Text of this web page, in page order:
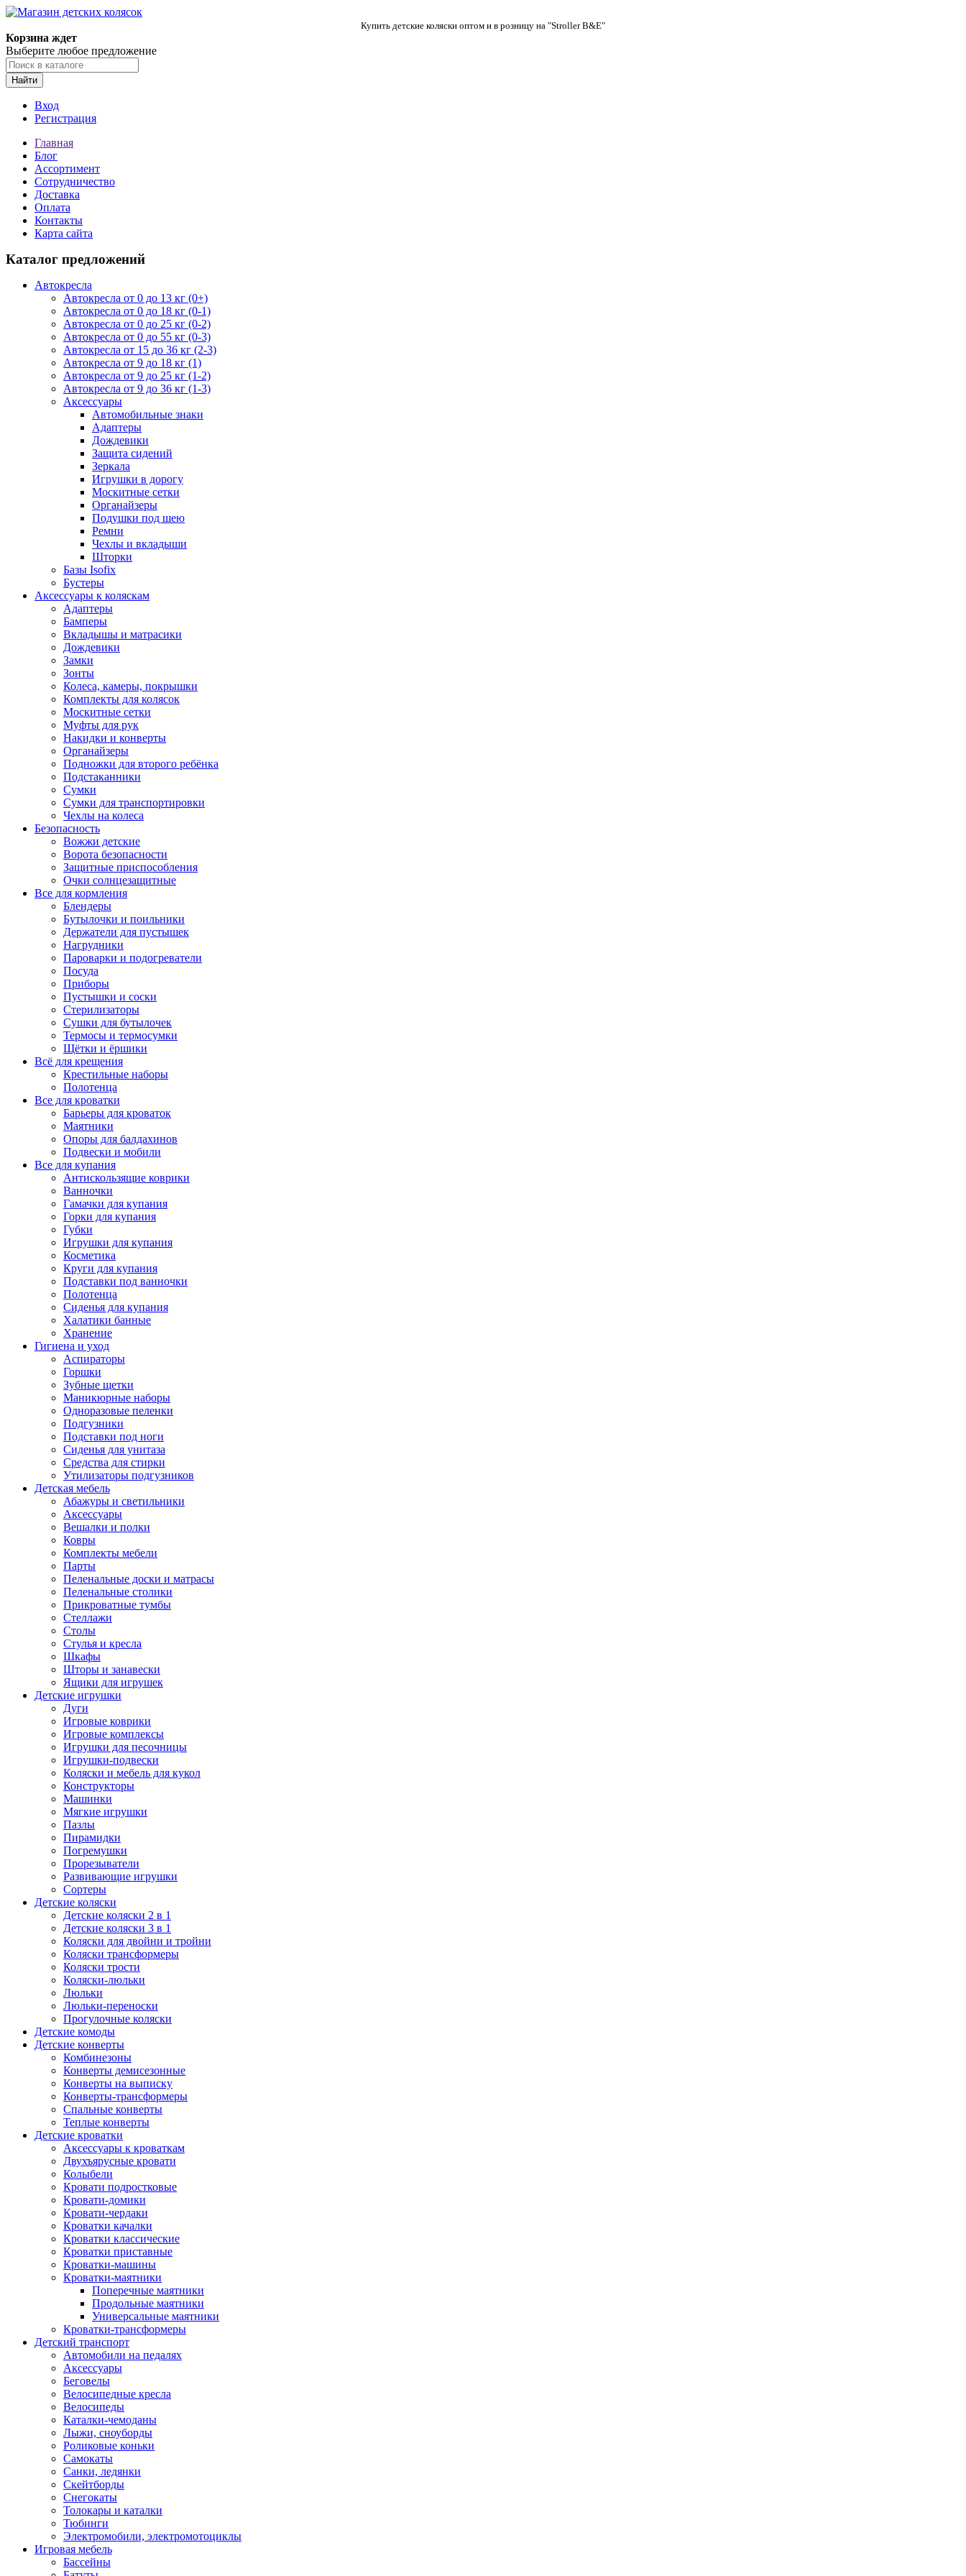
Купить детские коляски оптом и в розницу на "Stroller B&E"
Корзина ждет
Выберите любое предложение
Найти
Вход
Регистрация
Главная
Блог
Ассортимент
Сотрудничество
Доставка
Оплата
Контакты
Карта сайта
Каталог предложений
Автокресла
Автокресла от 0 до 13 кг (0+)
Автокресла от 0 до 18 кг (0-1)
Автокресла от 0 до 25 кг (0-2)
Автокресла от 0 до 55 кг (0-3)
Автокресла от 15 до 36 кг (2-3)
Автокресла от 9 до 18 кг (1)
Автокресла от 9 до 25 кг (1-2)
Автокресла от 9 до 36 кг (1-3)
Аксессуары
Автомобильные знаки
Адаптеры
Дождевики
Защита сидений
Зеркала
Игрушки в дорогу
Москитные сетки
Органайзеры
Подушки под шею
Ремни
Чехлы и вкладыши
Шторки
Базы Isofix
Бустеры
Аксессуары к коляскам
Адаптеры
Бамперы
Вкладышы и матрасики
Дождевики
Замки
Зонты
Колеса, камеры, покрышки
Комплекты для колясок
Москитные сетки
Муфты для рук
Накидки и конверты
Органайзеры
Подножки для второго ребёнка
Подстаканники
Сумки
Сумки для транспортировки
Чехлы на колеса
Безопасность
Вожжи детские
Ворота безопасности
Защитные приспособления
Очки солнцезащитные
Все для кормления
Блендеры
Бутылочки и поильники
Держатели для пустышек
Нагрудники
Пароварки и подогреватели
Посуда
Приборы
Пустышки и соски
Стерилизаторы
Сушки для бутылочек
Термосы и термосумки
Щётки и ёршики
Всё для крещения
Крестильные наборы
Полотенца
Все для кроватки
Барьеры для кроваток
Маятники
Опоры для балдахинов
Подвески и мобили
Все для купания
Антискользящие коврики
Ванночки
Гамачки для купания
Горки для купания
Губки
Игрушки для купания
Косметика
Круги для купания
Подставки под ванночки
Полотенца
Сиденья для купания
Халатики банные
Хранение
Гигиена и уход
Аспираторы
Горшки
Зубные щетки
Маникюрные наборы
Одноразовые пеленки
Подгузники
Подставки под ноги
Сиденья для унитаза
Средства для стирки
Утилизаторы подгузников
Детская мебель
Абажуры и светильники
Аксессуары
Вешалки и полки
Ковры
Комплекты мебели
Парты
Пеленальные доски и матрасы
Пеленальные столики
Прикроватные тумбы
Стеллажи
Столы
Стулья и кресла
Шкафы
Шторы и занавески
Ящики для игрушек
Детские игрушки
Дуги
Игровые коврики
Игровые комплексы
Игрушки для песочницы
Игрушки-подвески
Коляски и мебель для кукол
Конструкторы
Машинки
Мягкие игрушки
Пазлы
Пирамидки
Погремушки
Прорезыватели
Развивающие игрушки
Сортеры
Детские коляски
Детские коляски 2 в 1
Детские коляски 3 в 1
Коляски для двойни и тройни
Коляски трансформеры
Коляски трости
Коляски-люльки
Люльки
Люльки-переноски
Прогулочные коляски
Детские комоды
Детские конверты
Комбинезоны
Конверты демисезонные
Конверты на выписку
Конверты-трансформеры
Спальные конверты
Теплые конверты
Детские кроватки
Аксессуары к кроваткам
Двухъярусные кровати
Колыбели
Кровати подростковые
Кровати-домики
Кровати-чердаки
Кроватки качалки
Кроватки классические
Кроватки приставные
Кроватки-машины
Кроватки-маятники
Поперечные маятники
Продольные маятники
Универсальные маятники
Кроватки-трансформеры
Детский транспорт
Автомобили на педалях
Аксессуары
Беговелы
Велосипедные кресла
Велосипеды
Каталки-чемоданы
Лыжи, сноуборды
Роликовые коньки
Самокаты
Санки, ледянки
Скейтборды
Снегокаты
Толокары и каталки
Тюбинги
Электромобили, электромотоциклы
Игровая мебель
Бассейны